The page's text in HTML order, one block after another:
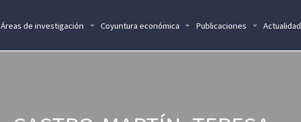
Áreas de investigación Coyuntura económica Publicaciones Actualidad